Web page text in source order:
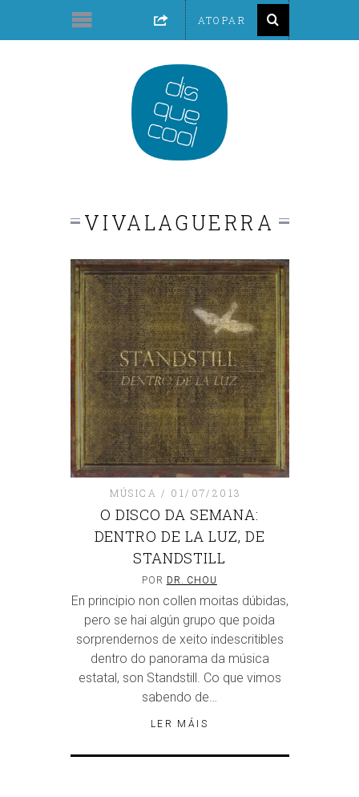
VIVALAGUERRA
MÚSICA 01/07/2013
O DISCO DA SEMANA:
DENTRO DE LA LUZ, DE
STANDSTILL
POR DR. CHOU
En principio non collen moitas dúbidas,
pero se hai algún grupo que poida
sorprendernos de xeito indescritibles
dentro do panorama da música
estatal, son Standstill. Co que vimos
sabendo de…
LER MÁIS